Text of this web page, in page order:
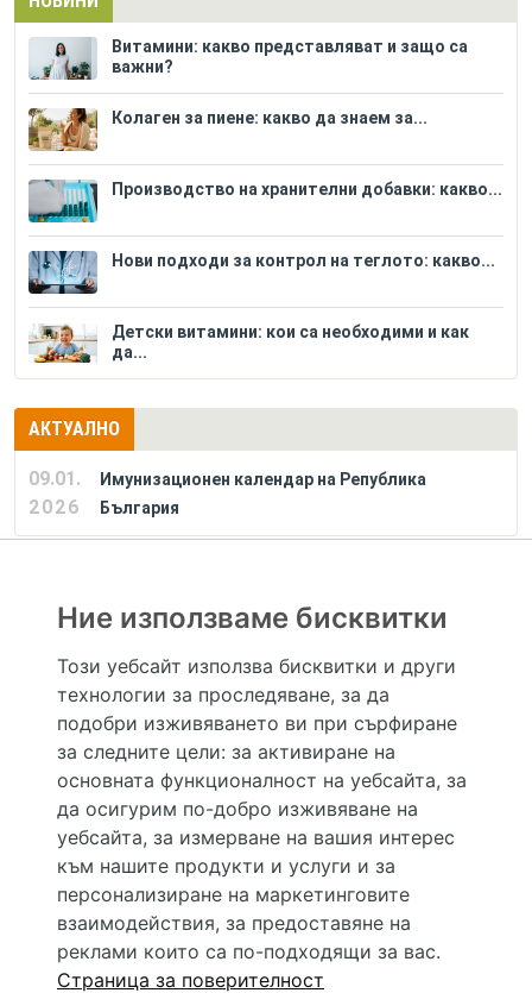
Витамини: какво представляват и защо са
важни?
Колаген за пиене: какво да знаем за...
Производство на хранителни добавки: какво...
Нови подходи за контрол на теглото: какво...
Детски витамини: кои са необходими и как
да...
АКТУАЛНО
09.01.
2026
Имунизационен календар на Република
България
Hapche.bg НЕ е медицински, зравен или сроден специалист и НЕ дава медицински
консултации и здравни съвети. Hapche.bg НЕ се явява медицинска услуга и НЕ
осигурява диагноза и лечение. Hapche.bg НЕ препоръчва медицински и други здравни и
сродни специалисти и заведения. Hapche.bg НЕ търгува с лекарствени продукти и
хранителни добавки. Информацията, публикувана в Hapche.bg, е предназначена да служи
само и единствено за справочни цели. Същата се предоставя без всякаква гаранция за
актуалност, изчерпателност и точност, при все че се полагат всички усилия за обновяване
и допълване на данните и за коригиране на неточностите. При никакви обстоятелства НЕ
се самодиагностицирайте и НЕ се самолекувайте – самодиагностиката и самолечението
могат да бъдат опасни за вашето здраве! При поява на симптом(и) на заболяване
неотложно потърсете правоспособен лекар! Ако преценявате своето (нечие) състояние
като спешно, позвънете на денонощния безплатен общоевропейски телефонен номер за
спешни повиквания 112 за връзка с местния център за спешна медицинска помощ!
Ние използваме бисквитки
Този уебсайт използва бисквитки и други
технологии за проследяване, за да
подобри изживяването ви при сърфиране
за следните цели: за активиране на
основната функционалност на уебсайта, за
да осигурим по-добро изживяване на
уебсайта, за измерване на вашия интерес
към нашите продукти и услуги и за
персонализиране на маркетинговите
взаимодействия, за предоставяне на
реклами които са по-подходящи за вас.
Страница за поверителност